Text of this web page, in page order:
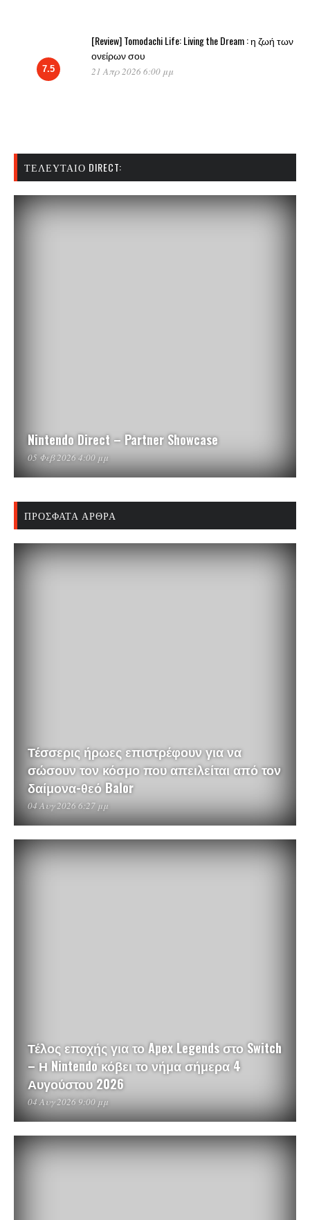
7.5
[Review] Tomodachi Life: Living the Dream : η ζωή των
ονείρων σου
21 Απρ 2026 6:00 μμ
ΤΕΛΕΥΤΑΊΟ DIRECT:
Nintendo Direct – Partner Showcase
05 Φεβ 2026 4:00 μμ
ΠΡΌΣΦΑΤΑ ΆΡΘΡΑ
Τέσσερις ήρωες επιστρέφουν για να
σώσουν τον κόσμο που απειλείται από τον
δαίμονα-θεό Balor
04 Αυγ 2026 6:27 μμ
Τέλος εποχής για το Apex Legends στο Switch
– Η Nintendo κόβει το νήμα σήμερα 4
Αυγούστου 2026
04 Αυγ 2026 9:00 μμ